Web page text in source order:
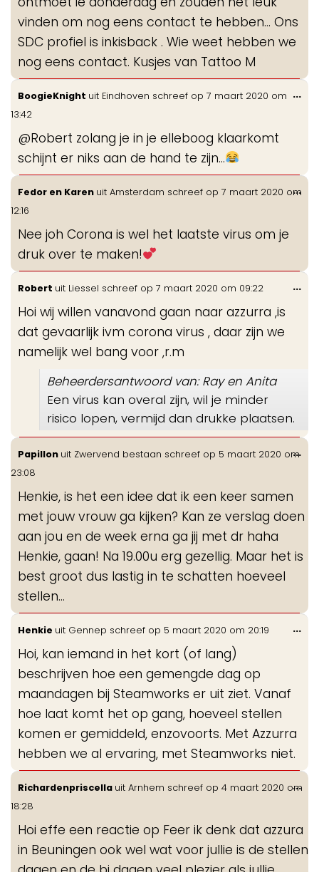
vinden om nog eens contact te hebben... Ons
SDC profiel is inkisback . Wie weet hebben we
nog eens contact. Kusjes van Tattoo M
BoogieKnight uit Eindhoven schreef op 7 maart 2020 om
13:42
@Robert zolang je in je elleboog klaarkomt
schijnt er niks aan de hand te zijn...
...
Fedor en Karen uit Amsterdam schreef op 7 maart 2020 om
12:16
Nee joh Corona is wel het laatste virus om je
druk over te maken!
...
Robert uit Liessel schreef op 7 maart 2020 om 09:22
Hoi wij willen vanavond gaan naar azzurra ,is
dat gevaarlijk ivm corona virus , daar zijn we
namelijk wel bang voor ,r.m
Beheerdersantwoord van: Ray en Anita
Een virus kan overal zijn, wil je minder
risico lopen, vermijd dan drukke plaatsen.
...
Papillon uit Zwervend bestaan schreef op 5 maart 2020 om
23:08
Henkie, is het een idee dat ik een keer samen
met jouw vrouw ga kijken? Kan ze verslag doen
aan jou en de week erna ga jij met dr haha
Henkie, gaan! Na 19.00u erg gezellig. Maar het is
best groot dus lastig in te schatten hoeveel
stellen...
...
Henkie uit Gennep schreef op 5 maart 2020 om 20:19
Hoi, kan iemand in het kort (of lang)
beschrijven hoe een gemengde dag op
maandagen bij Steamworks er uit ziet. Vanaf
hoe laat komt het op gang, hoeveel stellen
komen er gemiddeld, enzovoorts. Met Azzurra
hebben we al ervaring, met Steamworks niet.
...
Richardenpriscella uit Arnhem schreef op 4 maart 2020 om
18:28
Hoi effe een reactie op Feer ik denk dat azzura
in Beuningen ook wel wat voor jullie is de stellen
...